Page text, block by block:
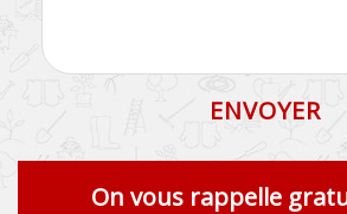
On vous rappelle